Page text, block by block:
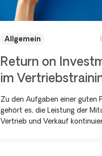
Allgemein
Return on
im
Zu den Aufgaben einer guten
gehört es, die Leistung der
Vertrieb und Verkauf